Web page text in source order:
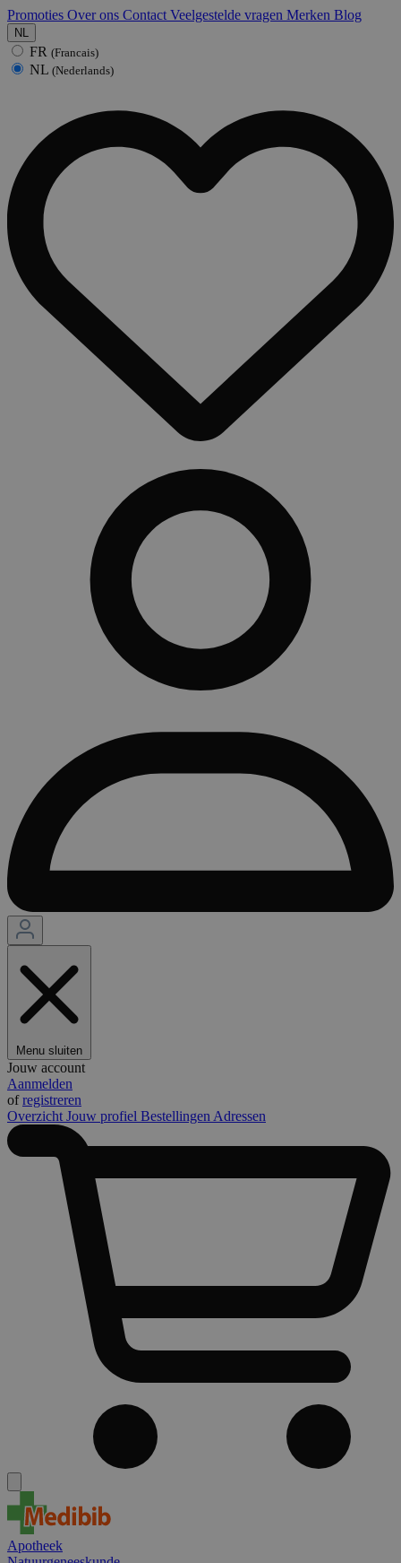
Promoties Over ons Contact Veelgestelde vragen Merken Blog
NL
FR (Francais)
NL (Nederlands)
Menu sluiten
Jouw account
Aanmelden
ofregistreren
Overzicht Jouw profiel Bestellingen Adressen
Apotheek